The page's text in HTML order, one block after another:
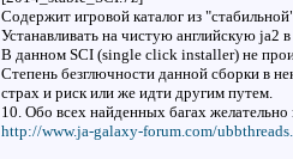
Содержит игровой каталог из
Устанавливать на чистую английскую ja2
В данном SCI (single click installer) не
Степень безглючности данной сборки в
страх и риск или же идти другим путем.
10. Обо всех найденных багах
http://www.ja-galaxy-forum.com/